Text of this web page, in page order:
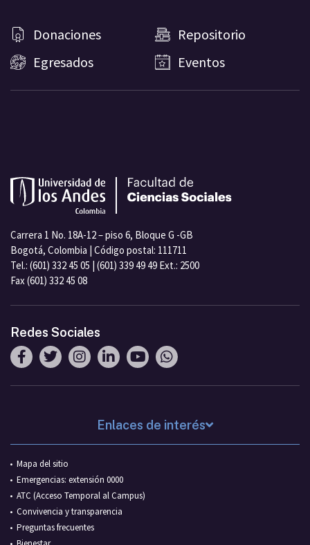
Donaciones
Repositorio
Egresados
Eventos
Carrera 1 No. 18A-12 – piso 6, Bloque G -GB
Bogotá, Colombia | Código postal: 111711
Tel.: (601) 332 45 05 | (601) 339 49 49 Ext.: 2500
Fax (601) 332 45 08
Redes Sociales
Enlaces de interés
Mapa del sitio
Emergencias: extensión 0000
ATC (Acceso Temporal al Campus)
Convivencia y transparencia
Preguntas frecuentes